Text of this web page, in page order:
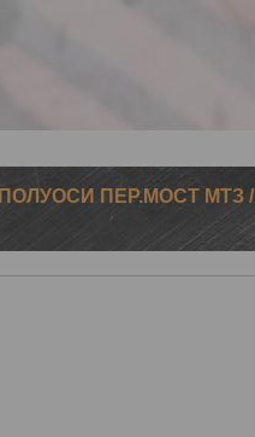
ПЕР.МОСТ МТЗ /